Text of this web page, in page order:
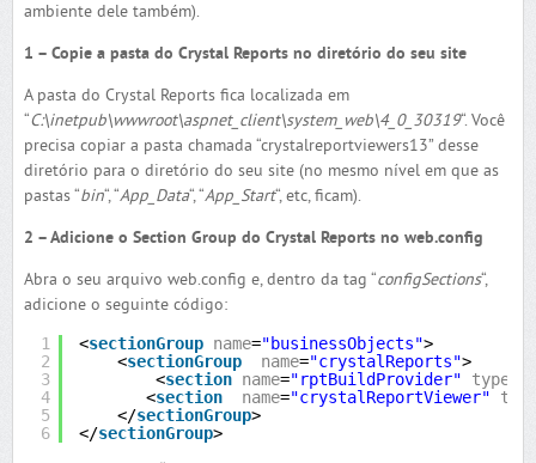
ambiente dele também).
1 – Copie a pasta do Crystal Reports no diretório do seu site
A pasta do Crystal Reports fica localizada em
“C:\inetpub\wwwroot\aspnet_client\system_web\4_0_30319“. Você
precisa copiar a pasta chamada “crystalreportviewers13” desse
diretório para o diretório do seu site (no mesmo nível em que as
pastas “bin“, “App_Data“, “App_Start“, etc, ficam).
2 – Adicione o Section Group do Crystal Reports no web.config
Abra o seu arquivo web.config e, dentro da tag “configSections“,
adicione o seguinte código:
1
2
3
4
5
6
<sectionGroup name="businessObjects">
<sectionGroup name="crystalReports">
<section name="rptBuildProvider" type
<section name="crystalReportViewer"
</sectionGroup>
</sectionGroup>